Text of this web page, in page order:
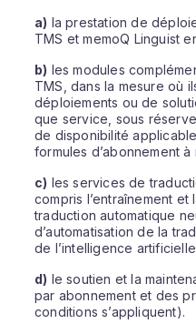
a) la prestation de
TMS et memoQ Linguist
b) les modules
TMS, dans la mesure où
déploiements ou de
que service, sous
de disponibilité
formules d’abonnement à
c) les services de
compris l’entraînement
traduction automatique
d’automatisation de la
de l’intelligence
d) le soutien et la
par abonnement et des
conditions s’appliquent).